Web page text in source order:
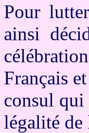
Pour
ainsi
Français
consul qui
légalité